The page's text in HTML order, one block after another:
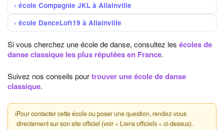
école Compagnie JKL à Allainville
école DanceLoft19 à Allainville
Si vous cherchez une école de danse, consultez les écoles de
danse classique les plus réputées en France.
Suivez nos conseils pourtrouver une école de danse
classique.
ℹPour contacter cette école ou poser une question, rendez-vous
directement sur son site officiel (voir « Liens officiels » ci-dessus).